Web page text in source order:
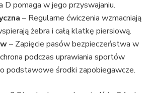
D pomaga w jego przyswajaniu.
– Regularne ćwiczenia wzmacniają
żebra i całą klatkę piersiową.
– Zapięcie pasów bezpieczeństwa w
podczas uprawiania sportów
podstawowe środki zapobiegawcze.